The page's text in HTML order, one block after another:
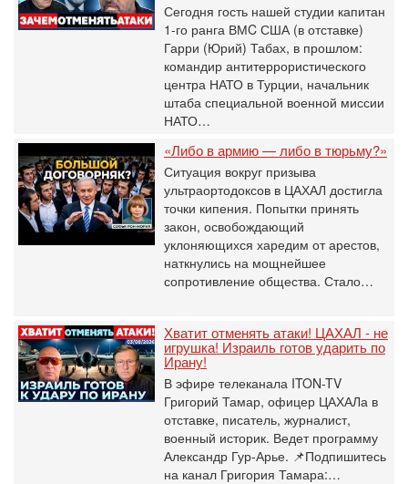
Сегодня гость нашей студии капитан
1-го ранга ВМC США (в отставке)
Гарри (Юрий) Табах, в прошлом:
командир антитеррористического
центра НАТО в Турции, начальник
штаба специальной военной миссии
НАТО…
«Либо в армию — либо в тюрьму?»
Ситуация вокруг призыва
ультраортодоксов в ЦАХАЛ достигла
точки кипения. Попытки принять
закон, освобождающий
уклоняющихся харедим от арестов,
наткнулись на мощнейшее
сопротивление общества. Стало…
Хватит отменять атаки! ЦАХАЛ - не
игрушка! Израиль готов ударить по
Ирану!
В эфире телеканала ITON-TV
Григорий Тамар, офицер ЦАХАЛа в
отставке, писатель, журналист,
военный историк. Ведет программу
Александр Гур-Арье. 📌Подпишитесь
на канал Григория Тамара:…